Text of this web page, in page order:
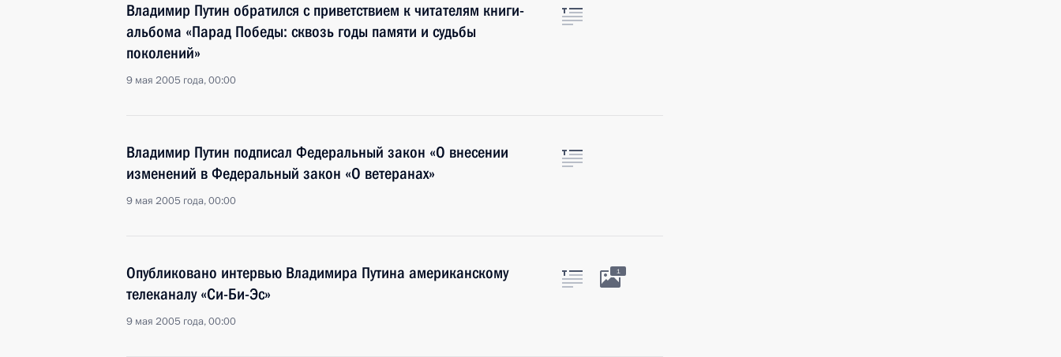
Владимир Путин обратился с приветствием к читателям книги-
альбома «Парад Победы: сквозь годы памяти и судьбы
поколений»
9 мая 2005 года, 00:00
Владимир Путин подписал Федеральный закон «О внесении
изменений в Федеральный закон «О ветеранах»
9 мая 2005 года, 00:00
Опубликовано интервью Владимира Путина американскому
телеканалу «Си-Би-Эс»
9 мая 2005 года, 00:00
1